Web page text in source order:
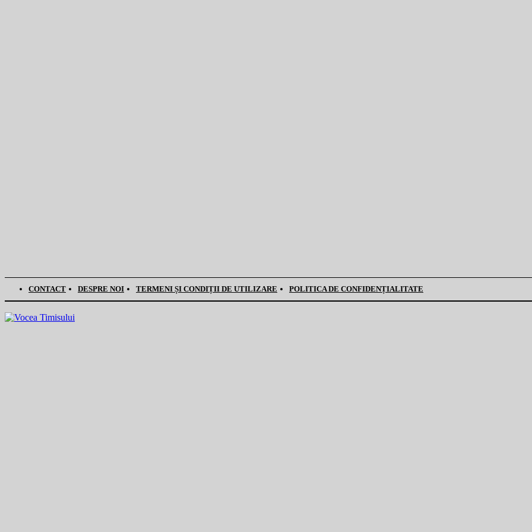
CONTACT DESPRE NOI TERMENI ȘI CONDIȚII DE UTILIZARE POLITICA DE CONFIDENȚIALITATE